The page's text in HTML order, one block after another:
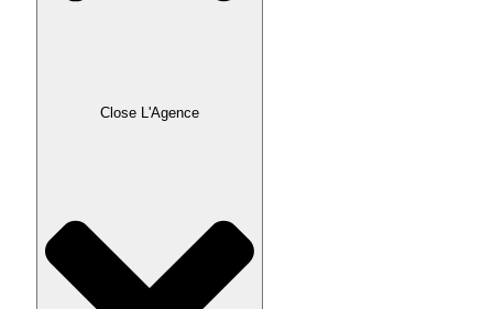
Close L'Agence